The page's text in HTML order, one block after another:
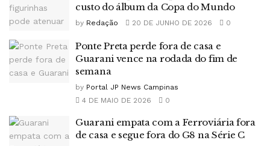
custo do álbum da Copa do Mundo
by Redação 20 DE JUNHO DE 2026 0
Ponte Preta perde fora de casa e
Guarani vence na rodada do fim de
semana
by Portal JP News Campinas
4 DE MAIO DE 2026
0
Guarani empata com a Ferroviária fora
de casa e segue fora do G8 na Série C